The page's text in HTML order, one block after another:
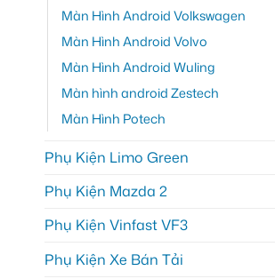
Màn Hình Android Volkswagen
Màn Hình Android Volvo
Màn Hình Android Wuling
Màn hình android Zestech
Màn Hình Potech
Phụ Kiện Limo Green
Phụ Kiện Mazda 2
Phụ Kiện Vinfast VF3
Phụ Kiện Xe Bán Tải